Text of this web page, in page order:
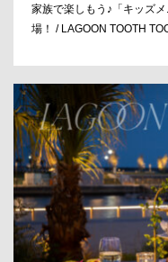
家族で楽しもう♪「キッズ
場！ / LAGOON TOOTH